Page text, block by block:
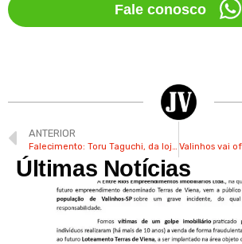
Fale conosco
ANTERIOR
Falecimento: Toru Taguchi, da loja Photo Taguchi
Últimas Notícias